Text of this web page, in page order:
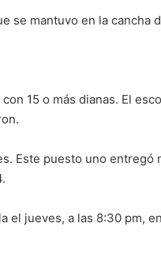
se mantuvo en la cancha
15 o más dianas. El
Este puesto uno entregó
el jueves, a las 8:30 pm,